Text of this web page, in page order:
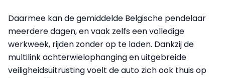
Daarmee kan de gemiddelde Belgische pendelaar
meerdere dagen, en vaak zelfs een volledige
werkweek, rijden zonder op te laden. Dankzij de
multilink achterwielophanging en uitgebreide
veiligheidsuitrusting voelt de auto zich ook thuis op